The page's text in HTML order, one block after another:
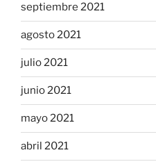
septiembre 2021
agosto 2021
julio 2021
junio 2021
mayo 2021
abril 2021